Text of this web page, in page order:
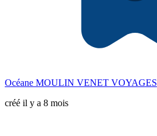
Océane MOULIN VENET VOYAGES
créé il y a 8 mois